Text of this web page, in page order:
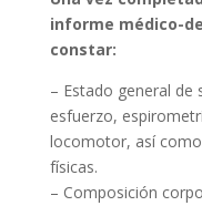
informe médico-
constar:
– Estado general de
esfuerzo,
locomotor, así
físicas.
– Composición